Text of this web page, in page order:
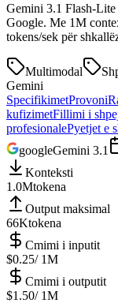
Gemini 3.1 Flash-Lite
Google. Me 1M
tokens/sek për
Multimodal
Gemini
SpecifikimetProvoni
kufizimetFillimi i
profesionalePyetjet e
googleGemini 3.1
Konteksti
1.0Mtokena
Output maksimal
66Ktokena
Cmimi i inputit
$0.25/ 1M
Cmimi i outputit
$1.50/ 1M